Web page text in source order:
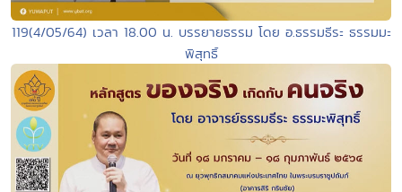
119(4/05/64) เวลา 18.00 น. บรรยายธรรม โดย อ.ธรรมธีระ ธรรมมะ
พิสุทธิ์